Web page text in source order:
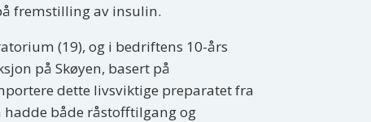
fremstilling av insulin.
(19), og i bedriftens 10-års
på Skøyen, basert på
dette livsviktige preparatet fra
hadde både råstofftilgang og